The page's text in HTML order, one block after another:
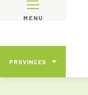
MENU
PROVINCES